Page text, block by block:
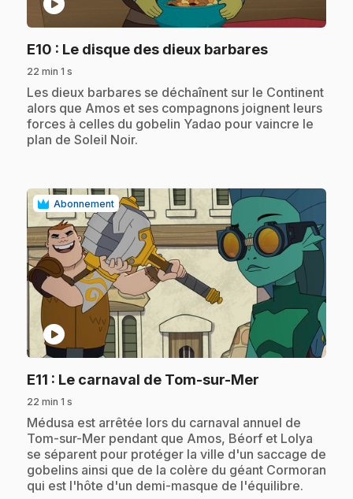
E10 : Le disque des dieux barbares.
22 min 1 s
.Les dieux barbares se déchaînent sur le Continent
alors que Amos et ses compagnons joignent leurs
forces à celles du gobelin Yadao pour vaincre le
plan de Soleil Noir.
Abonnement
play_circle
E11 : Le carnaval de Tom-sur-Mer
22 min 1 s
.Médusa est arrêtée lors du carnaval annuel de
Tom-sur-Mer pendant que Amos, Béorf et Lolya
se séparent pour protéger la ville d'un saccage de
gobelins ainsi que de la colère du géant Cormoran
qui est l'hôte d'un demi-masque de l'équilibre.